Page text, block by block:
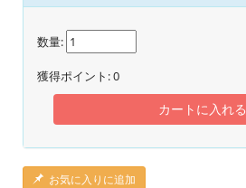
数量:
獲得ポイント:0
カートに入れる
お気に入りに追加